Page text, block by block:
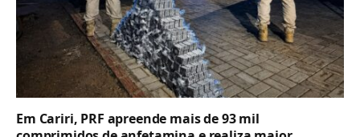
Em Cariri, PRF apreende mais de 93 mil